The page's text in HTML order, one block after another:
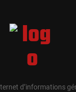
d’informations